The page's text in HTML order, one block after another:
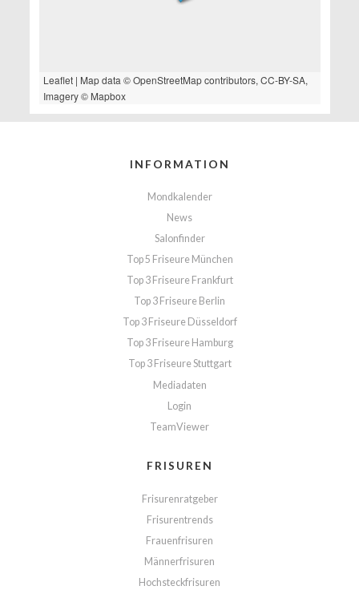
Leaflet| Map data ©OpenStreetMapcontributors, CC-BY-SA,
Imagery © Mapbox
INFORMATION
Mondkalender
News
Salonfinder
Top 5 Friseure München
Top 3 Friseure Frankfurt
Top 3 Friseure Berlin
Top 3 Friseure Düsseldorf
Top 3 Friseure Hamburg
Top 3 Friseure Stuttgart
Mediadaten
Login
TeamViewer
FRISUREN
Frisurenratgeber
Frisurentrends
Frauenfrisuren
Männerfrisuren
Hochsteckfrisuren